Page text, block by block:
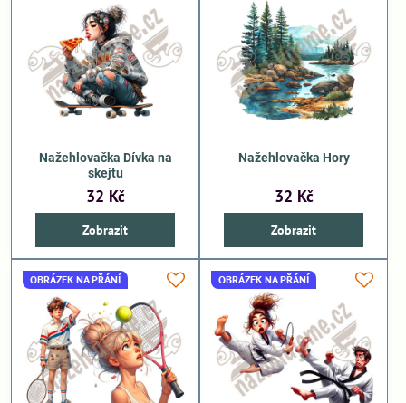
Nažehlovačka Dívka na
skejtu
32 Kč
Zobrazit
Nažehlovačka Hory
32 Kč
Zobrazit
OBRÁZEK NA PŘÁNÍ OBRÁZEK NA PŘÁNÍ